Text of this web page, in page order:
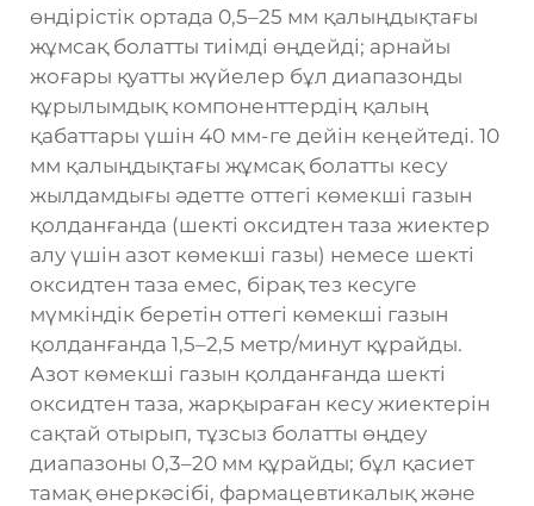
өндірістік ортада 0,5–25 мм қалыңдықтағы
жұмсақ болатты тиімді өңдейді; арнайы
жоғары қуатты жүйелер бұл диапазонды
құрылымдық компоненттердің қалың
қабаттары үшін 40 мм-ге дейін кеңейтеді. 10
мм қалыңдықтағы жұмсақ болатты кесу
жылдамдығы әдетте оттегі көмекші газын
қолданғанда (шекті оксидтен таза жиектер
алу үшін азот көмекші газы) немесе шекті
оксидтен таза емес, бірақ тез кесуге
мүмкіндік беретін оттегі көмекші газын
қолданғанда 1,5–2,5 метр/минут құрайды.
Азот көмекші газын қолданғанда шекті
оксидтен таза, жарқыраған кесу жиектерін
сақтай отырып, тұзсыз болатты өңдеу
диапазоны 0,3–20 мм құрайды; бұл қасиет
тамақ өнеркәсібі, фармацевтикалық және